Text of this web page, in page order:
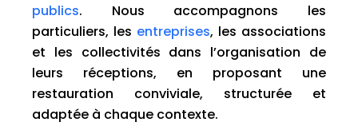
publics. Nous accompagnons les
particuliers, les entreprises, les associations
et les collectivités dans l’organisation de
leurs réceptions, en proposant une
restauration conviviale, structurée et
adaptée à chaque contexte.